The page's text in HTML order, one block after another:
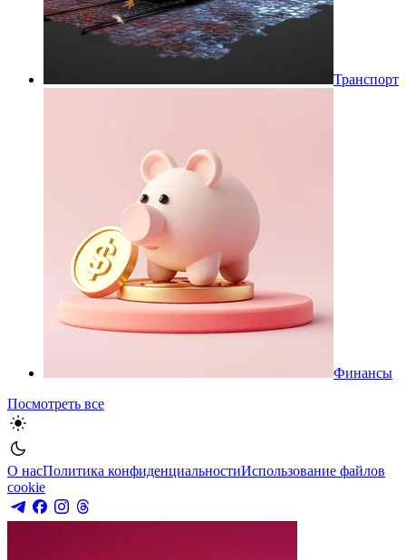
Транспорт
Финансы
Посмотреть все
О насПолитика конфиденциальностиИспользование файлов
cookie